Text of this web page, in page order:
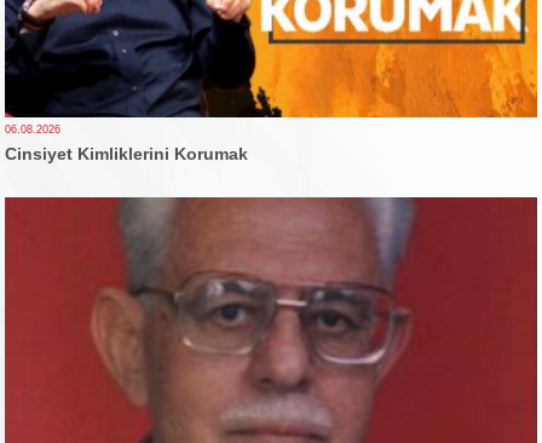
06.08.2026
Cinsiyet Kimliklerini Korumak